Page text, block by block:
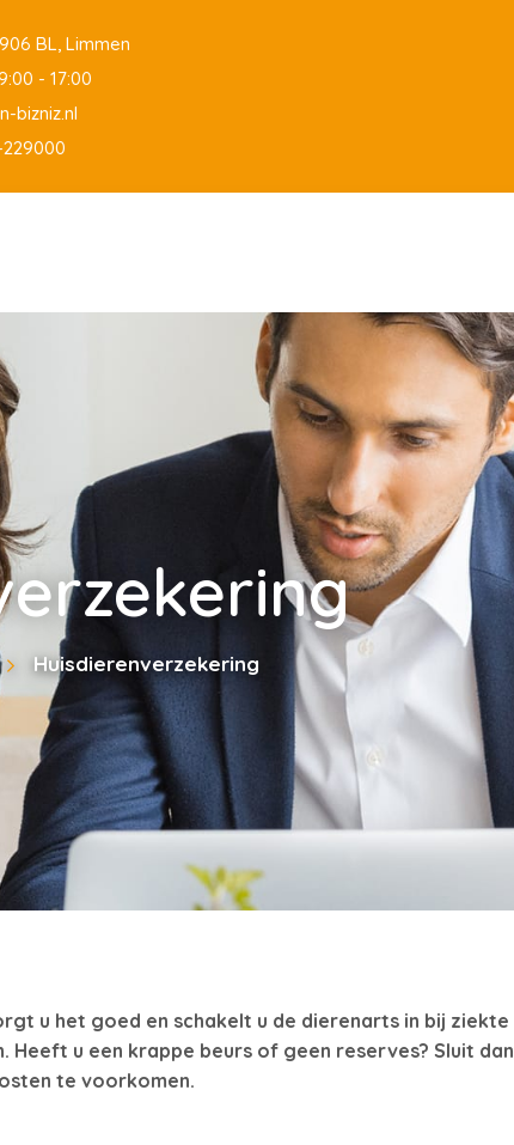
BL, Limmen
- 17:00
bizniz.nl
229000
Huisdierenverzekering
u het goed en schakelt u de dierenarts in bij ziekte
u een krappe beurs of geen reserves? Sluit dan
te voorkomen.